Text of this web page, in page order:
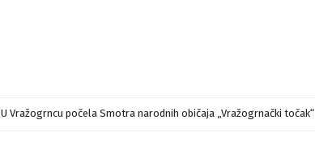
U Vražogrncu počela Smotra narodnih običaja „Vražogrnački točak“